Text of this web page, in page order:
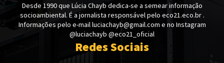
Desde 1990 que Lúcia Chayb dedica-se a semear informação
socioambiental. É a jornalista responsável pelo eco21.eco.br .
Informações pelo e-mail luciachayb@gmail.com e no Instagram
@luciachayb @eco21_oficial
Redes Sociais